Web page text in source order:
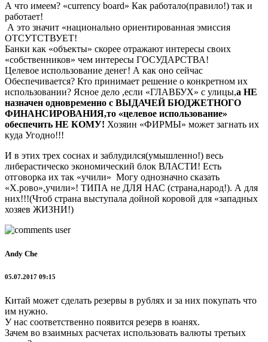
А что имеем? «currency board» Как работало(правило!) так и
работает!
А это значит «национально ориентированная эмиссия
ОТСУТСТВУЕТ!
Банки как «объекты» скорее отражают интересы своих
«собственников» чем интересы ГОСУДАРСТВА!
Целевое использование денег! А как оно сейчас
Обеспечивается? Кто принимает решение о конкретном их
использовании? Ясное дело ,если «ГЛАВБУХ» с улицы,а НЕ
назначен одновременно с ВЫДАЧЕЙ БЮДЖЕТНОГО
ФИНАНСИРОВАНИЯ,то «целевое использование»
обеспечить НЕ КОМУ! Хозяин «ФИРМЫ» может загнать их
куда Угодно!!!
И в этих трех соснах и заблудился(умышленно!) весь
либерастическо экономический блок ВЛАСТИ! Есть
отговорка их так «учили» Могу однозначно сказать
«Х.рово»,учили»! ТИПА не ДЛЯ НАС (страна,народ!). А для
них!!!(Чтоб страна выступала дойной коровой для «западных
хозяев ЖИЗНИ!)
Andy Che
05.07.2017 09:15
Китай может сделать резервы в рублях и за них покупать что
им нужно.
У нас соответственно появится резерв в юанях.
Зачем во взаимных расчетах использовать валюты третьих